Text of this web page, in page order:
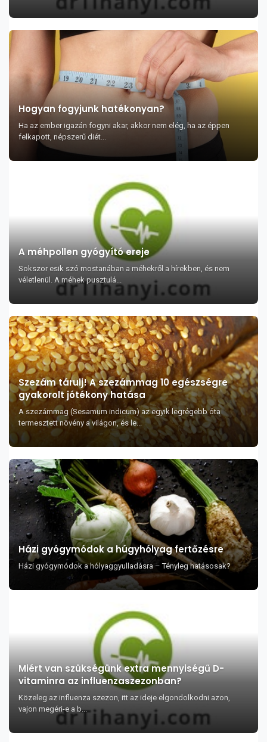
Hogyan fogyjunk hatékonyan?
Ha az ember igazán fogyni akar, akkor nem elég, ha az éppen
felkapott, népszerű diét...
A méhpollen gyógyító ereje
Sokszor esik szó mostanában a méhekről a hírekben, és nem
véletlenül. A méhek pusztulá...
Szezám tárulj! A szezámmag 10 egészségre
gyakorolt jótékony hatása
A szezámmag (Sesamum indicum) az egyik legrégebb óta
termesztett növény a világon, és le...
Házi gyógymódok a húgyhólyag fertőzésre
Házi gyógymódok a hólyaggyulladásra – Tényleg hatásosak?
Miért van szükségünk extra mennyiségű D-
vitaminra az influenzaszezonban?
Közeleg az influenza szezon, itt az ideje elgondolkodni azon,
vajon megéri-e a b...